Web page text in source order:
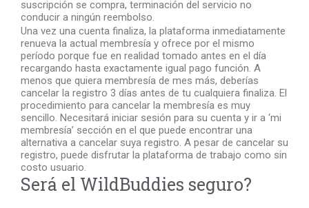
suscripción se compra, terminación del servicio no
conducir a ningún reembolso.
Una vez una cuenta finaliza, la plataforma inmediatamente
renueva la actual membresía y ofrece por el mismo
período porque fue en realidad tomado antes en el día
recargando hasta exactamente igual pago función. A
menos que quiera membresía de mes más, deberías
cancelar la registro 3 días antes de tu cualquiera finaliza. El
procedimiento para cancelar la membresía es muy
sencillo. Necesitará iniciar sesión para su cuenta y ir a ‘mi
membresía’ sección en el que puede encontrar una
alternativa a cancelar suya registro. A pesar de cancelar su
registro, puede disfrutar la plataforma de trabajo como sin
costo usuario.
Será el WildBuddies seguro?